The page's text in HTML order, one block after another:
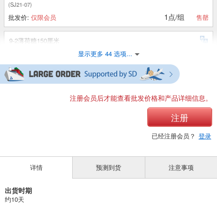
(SJ21-07)
批发价: 仅限会员 1点/组 售罄
9-2薄荷糖150厘米
批发价: 仅限会员 1点/组
1点/组 售罄
(SJ21-07)
1点/组 售罄
9-3木炭色120厘米
显示更多 44 选项...
注册会员后才能查看批发价格和产品详细信息。
注册
已经注册会员？ 登录
详情
出货时期
约10天
预测到货 注意事项